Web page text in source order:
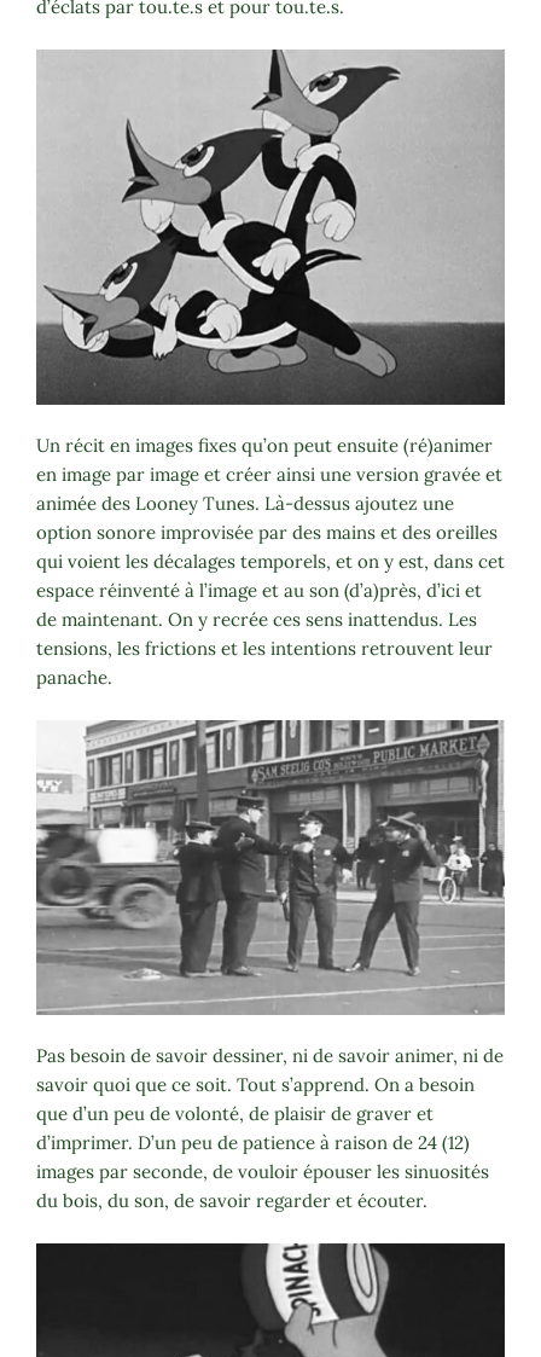
d’éclats par tou.te.s et pour tou.te.s.
Un récit en images fixes qu’on peut ensuite (ré)animer
en image par image et créer ainsi une version gravée et
animée des Looney Tunes. Là-dessus ajoutez une
option sonore improvisée par des mains et des oreilles
qui voient les décalages temporels, et on y est, dans cet
espace réinventé à l’image et au son (d’a)près, d’ici et
de maintenant. On y recrée ces sens inattendus. Les
tensions, les frictions et les intentions retrouvent leur
panache.
Pas besoin de savoir dessiner, ni de savoir animer, ni de
savoir quoi que ce soit. Tout s’apprend. On a besoin
que d’un peu de volonté, de plaisir de graver et
d’imprimer. D’un peu de patience à raison de 24 (12)
images par seconde, de vouloir épouser les sinuosités
du bois, du son, de savoir regarder et écouter.